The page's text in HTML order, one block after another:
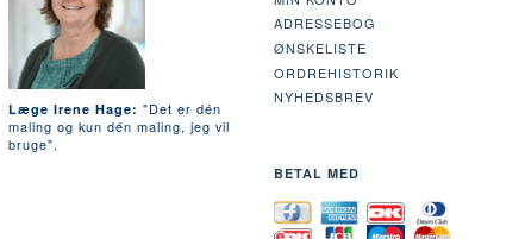
Læge Irene Hage: "Det er dén
maling og kun dén maling, jeg vil
bruge".
ADRESSEBOG
ØNSKELISTE
ORDREHISTORIK
NYHEDSBREV
BETAL MED